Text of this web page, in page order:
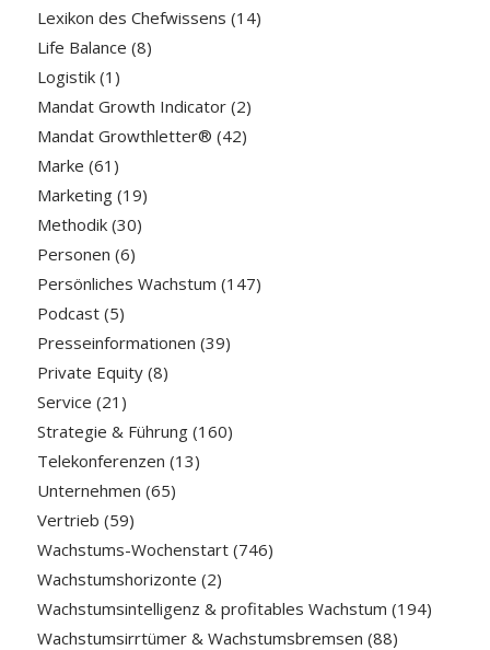
Lexikon des Chefwissens (14)
Life Balance (8)
Logistik(1)
Mandat Growth Indicator(2)
Mandat Growthletter® (42)
Marke (61)
Marketing(19)
Methodik(30)
Personen (6)
Persönliches Wachstum (147)
Podcast(5)
Presseinformationen (39)
Private Equity(8)
Service (21)
Strategie & Führung(160)
Telekonferenzen (13)
Unternehmen (65)
Vertrieb (59)
Wachstums-Wochenstart(746)
Wachstumshorizonte (2)
Wachstumsintelligenz & profitables Wachstum (194)
Wachstumsirrtümer & Wachstumsbremsen (88)